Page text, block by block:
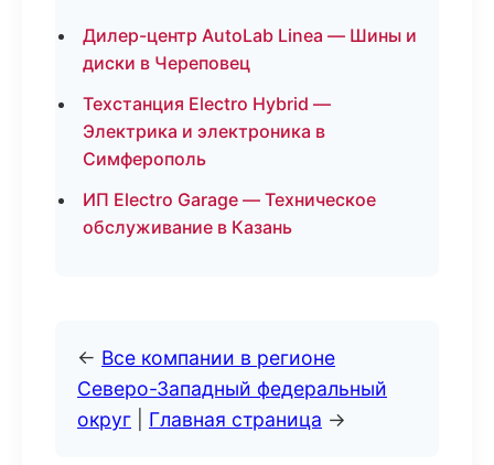
Дилер-центр AutoLab Linea — Шины и
диски в Череповец
Техстанция Electro Hybrid —
Электрика и электроника в
Симферополь
ИП Electro Garage — Техническое
обслуживание в Казань
← Все компании в регионе
Северо-Западный федеральный
округ
Главная страница →